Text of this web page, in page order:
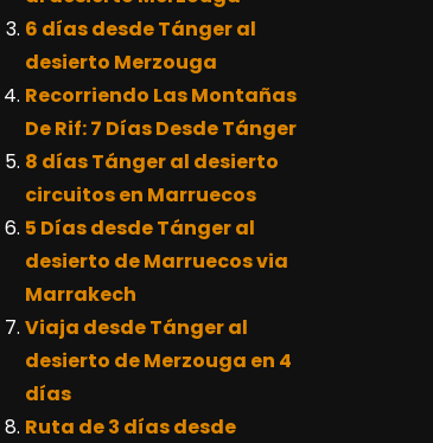
6 días desde Tánger al
desierto Merzouga
Recorriendo Las Montañas
De Rif: 7 Días Desde Tánger
8 días Tánger al desierto
circuitos en Marruecos
5 Días desde Tánger al
desierto de Marruecos via
Marrakech
Viaja desde Tánger al
desierto de Merzouga en 4
días
Ruta de 3 días desde